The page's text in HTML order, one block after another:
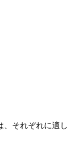
それぞれに適